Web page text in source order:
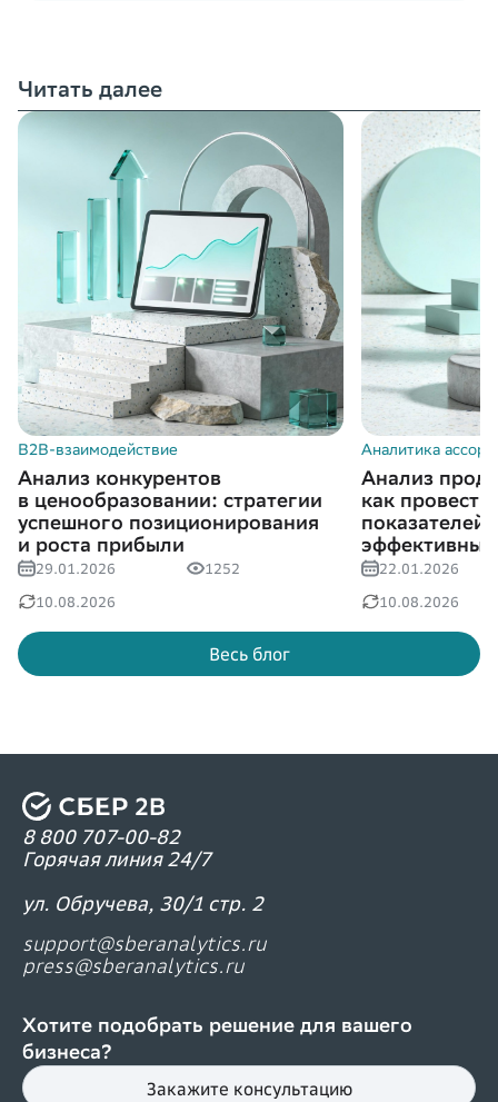
Читать далее
B2B-взаимодействие
Анализ конкурентов
в ценообразовании: стратегии
успешного позиционирования
и роста прибыли
29.01.2026
1252
10.08.2026
Аналитика
Анализ
как провести
показателей
22.01.2026
10.08.2026
Весь блог
8 800 707-00-82
Горячая линия 24/7
ул. Обручева, 30/1 стр. 2
support@sberanalytics.ru
press@sberanalytics.ru
Хотите подобрать решение для вашего
бизнеса?
Закажите консультацию